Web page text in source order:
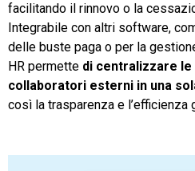
facilitando il rinnovo o la
Integrabile con altri software,
delle buste paga o per la
HR permette di centralizzare
collaboratori esterni in una
così la trasparenza e l’efficienza